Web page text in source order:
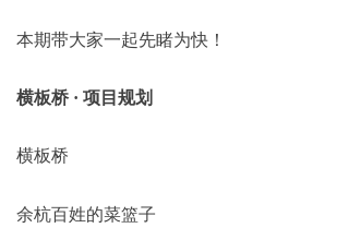
本期带大家一起先睹为快！
横板桥 · 项目规划
横板桥
余杭百姓的菜篮子